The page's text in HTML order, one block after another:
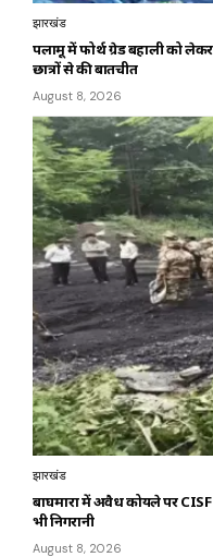
झारखंड
पलामू में फोर्थ ग्रेड बहाली को
छात्रों से की बातचीत
August 8, 2026
झारखंड
बाघमारा में अवैध कोयले पर
भी निगरानी
August 8, 2026